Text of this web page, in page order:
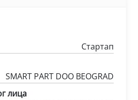
Стартап
SMART PART DOO BEOGRAD
лица